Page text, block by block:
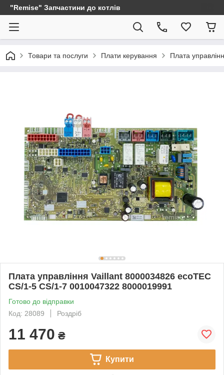
"Remise" Запчастини до котлів
Товари та послуги Плати керування Плата
Плата управління Vaillant 8000034826 ecoTEC
CS/1-5 CS/1-7 0010047322 8000019991
Готово до відправки
Код: 28089
Роздріб
11 470 ₴
Купити